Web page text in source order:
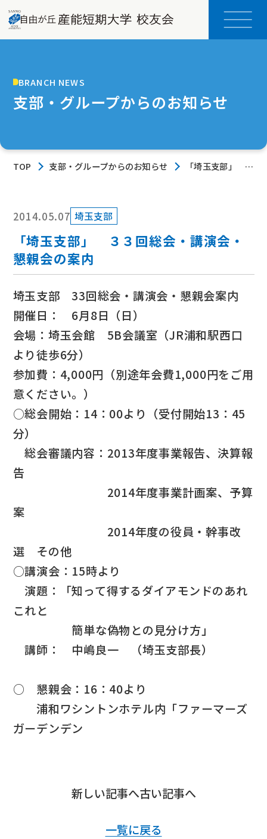
BRANCH NEWS
支部・グループからのお知らせ
TOP 支部・グループからのお知らせ
「埼玉支部」 ３
2014.05.07 埼玉支部
「埼玉支部」 ３３回総会・講演会・
懇親会の案内
埼玉支部 33回総会・講演会・懇親会案内
開催日： 6月8日（日）
会場：埼玉会館 5B会議室（JR浦和駅西口
より徒歩6分）
参加費：4,000円（別途年会費1,000円をご用
意ください。）
○総会開始：14：00より（受付開始13：45
分）
総会審議内容：2013年度事業報告、決算報
告
2014年度事業計画案、予算
案
2014年度の役員・幹事改
選 その他
○講演会：15時より
演題：「知って得するダイアモンドのあれ
これと
簡単な偽物との見分け方」
講師： 中嶋良一 （埼玉支部長）
○ 懇親会：16：40より
浦和ワシントンホテル内「ファーマーズ
ガーデンデン
新しい記事へ古い記事へ
一覧に戻る